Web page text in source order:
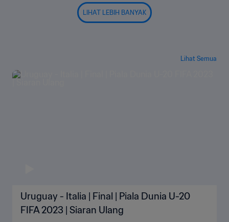
LIHAT LEBIH BANYAK
Lihat Semua
Uruguay - Italia | Final | Piala Dunia U-20
FIFA 2023 | Siaran Ulang